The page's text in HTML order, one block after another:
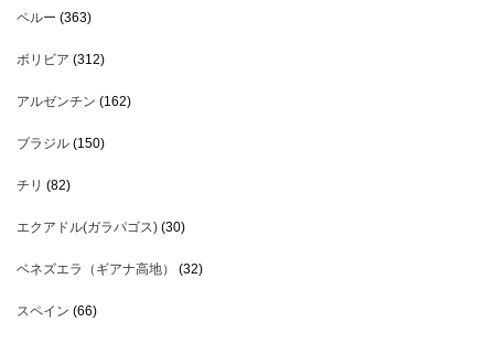
ペルー (363)
ボリビア (312)
アルゼンチン (162)
ブラジル (150)
チリ (82)
エクアドル(ガラパゴス) (30)
ベネズエラ（ギアナ高地） (32)
スペイン (66)